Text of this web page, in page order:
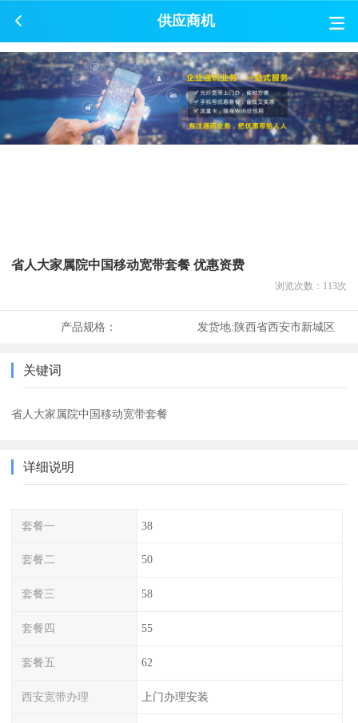
供应商机
省人大家属院中国移动宽带套餐 优惠资费
浏览次数： 113次
产品规格： 发货地:陕西省西安市新城区
关键词
省人大家属院中国移动宽带套餐
详细说明
套餐一 38
套餐二 50
套餐三 58
套餐四 55
套餐五 62
西安宽带办理 上门办理安装